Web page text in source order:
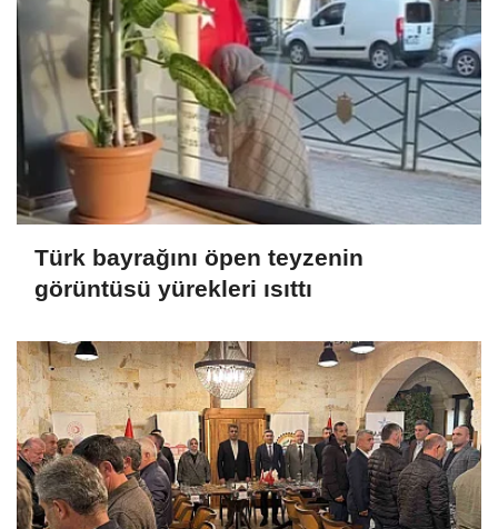
Türk bayrağını öpen teyzenin
görüntüsü yürekleri ısıttı